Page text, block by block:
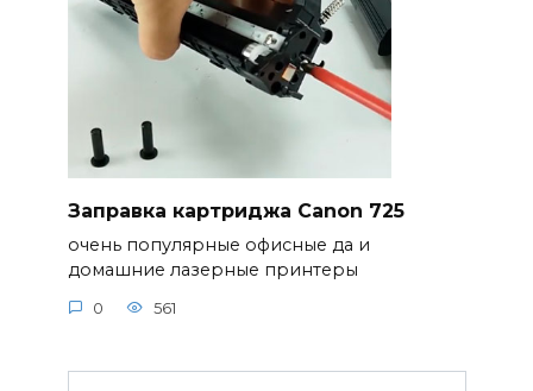
Заправка картриджа Canon 725
очень популярные офисные да и
домашние лазерные принтеры
0 561